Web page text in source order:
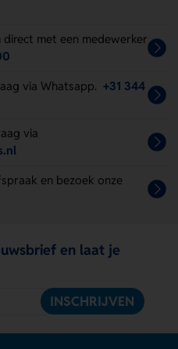
direct met een medewerker
via Whatsapp. +31 344
via
en bezoek onze
en laat je
INSCHRIJVEN